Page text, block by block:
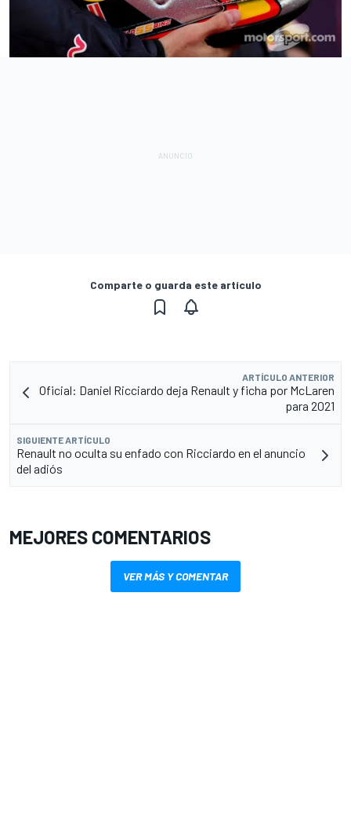
Comparte o guarda este artículo
ARTÍCULO ANTERIOR
Oficial: Daniel Ricciardo deja Renault y ficha por McLaren
para 2021
SIGUIENTE ARTÍCULO
Renault no oculta su enfado con Ricciardo en el anuncio
del adiós
MEJORES COMENTARIOS
VER MÁS Y COMENTAR